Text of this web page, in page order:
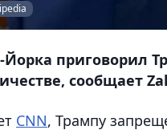
приговорил
сообщает
CNN, Трампу